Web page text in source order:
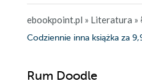
ebookpoint.pl » Literatura »
Codziennie inna książka za
Rum Doodle